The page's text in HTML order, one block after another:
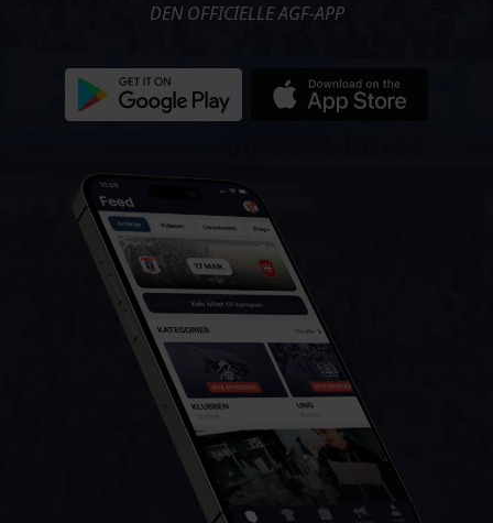
DEN OFFICIELLE AGF-APP